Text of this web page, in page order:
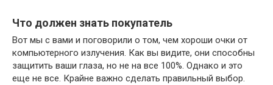
Что должен знать покупатель
Вот мы с вами и поговорили о том, чем хороши очки от
компьютерного излучения. Как вы видите, они способны
защитить ваши глаза, но не на все 100%. Однако и это
еще не все. Крайне важно сделать правильный выбор.